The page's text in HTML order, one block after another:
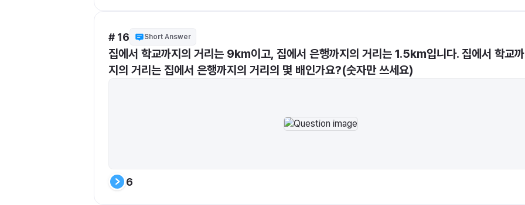
# 16 Short Answer
집에서 학교까지의 거리는 9km이고, 집에서 은행까지의 거리는 1.5km입니다. 집에서 학교까
지의 거리는 집에서 은행까지의 거리의 몇 배인가요?(숫자만 쓰세요)
6